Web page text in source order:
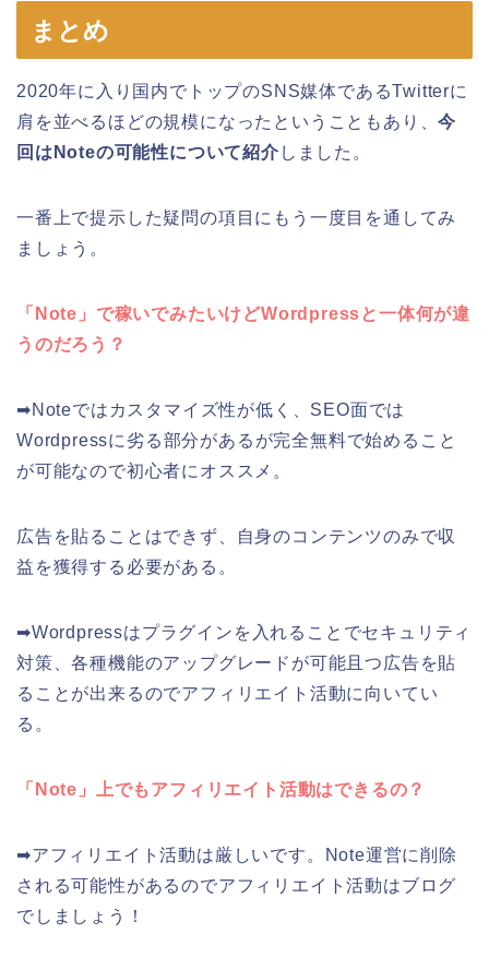
まとめ
2020年に入り国内でトップのSNS媒体であるTwitterに
肩を並べるほどの規模になったということもあり、今
回はNoteの可能性について紹介 しました。
一番上で提示した疑問の項目にもう一度目を通してみ
ましょう。
「Note」で稼いでみたいけどWordpressと一体何が違
うのだろう？
➡Noteではカスタマイズ性が低く、SEO面では
Wordpressに劣る部分があるが完全無料で始めること
が可能なので初心者にオススメ。
広告を貼ることはできず、自身のコンテンツのみで収
益を獲得する必要がある。
➡Wordpressはプラグインを入れることでセキュリティ
対策、各種機能のアップグレードが可能且つ広告を貼
ることが出来るのでアフィリエイト活動に向いてい
る。
「Note」上でもアフィリエイト活動はできるの？
➡アフィリエイト活動は厳しいです。Note運営に削除
される可能性があるのでアフィリエイト活動はブログ
でしましょう！